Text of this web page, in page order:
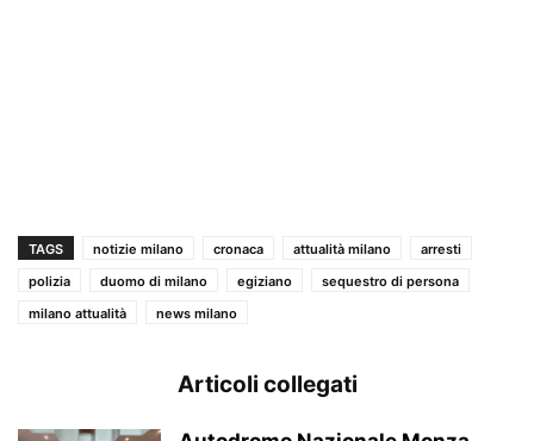
TAGS notizie milano cronaca attualità milano
arresti
polizia
duomo di milano egiziano
sequestro di persona
milano attualità
news milano
Articoli collegati